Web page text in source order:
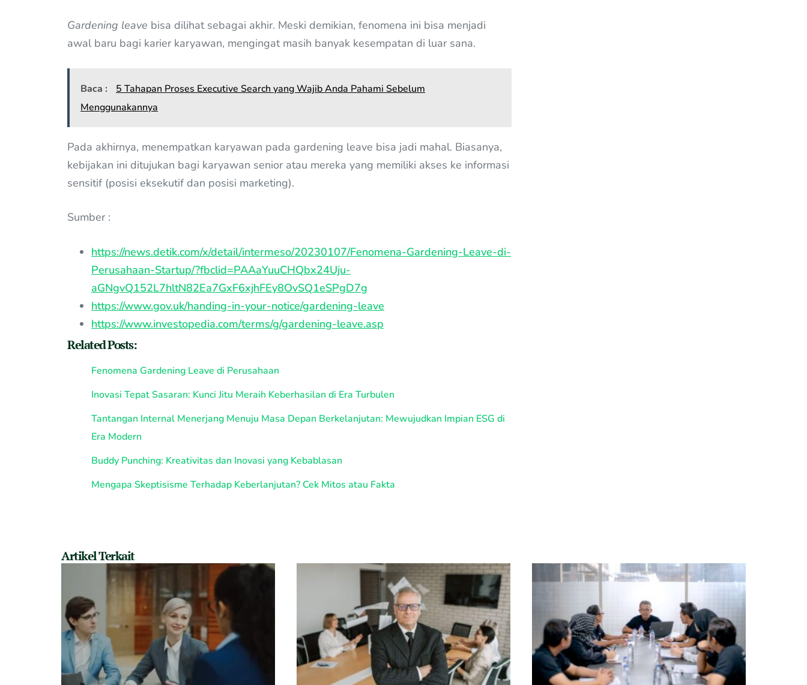
Gardening leave bisa dilihat sebagai akhir. Meski demikian, fenomena ini bisa menjadi
awal baru bagi karier karyawan, mengingat masih banyak kesempatan di luar sana.
Baca :
5 Tahapan Proses Executive Search yang Wajib Anda Pahami Sebelum
Menggunakannya
Pada akhirnya, menempatkan karyawan pada gardening leave bisa jadi mahal. Biasanya,
kebijakan ini ditujukan bagi karyawan senior atau mereka yang memiliki akses ke informasi
sensitif (posisi eksekutif dan posisi marketing).
Sumber :
https://news.detik.com/x/detail/intermeso/20230107/Fenomena-Gardening-Leave-di-
Perusahaan-Startup/?fbclid=PAAaYuuCHQbx24Uju-
aGNgvQ152L7hltN82Ea7GxF6xjhFEy8OvSQ1eSPgD7g
https://www.gov.uk/handing-in-your-notice/gardening-leave
https://www.investopedia.com/terms/g/gardening-leave.asp
Related Posts:
Fenomena Gardening Leave di Perusahaan
Inovasi Tepat Sasaran: Kunci Jitu Meraih Keberhasilan di Era Turbulen
Tantangan Internal Menerjang Menuju Masa Depan Berkelanjutan: Mewujudkan Impian ESG di
Era Modern
Buddy Punching: Kreativitas dan Inovasi yang Kebablasan
Mengapa Skeptisisme Terhadap Keberlanjutan? Cek Mitos atau Fakta
Artikel Terkait